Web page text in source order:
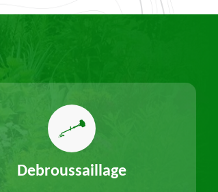
Debroussaillage